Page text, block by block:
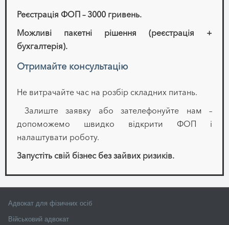
Реєстрація ФОП – 3000 гривень.
Можливі пакетні рішення (реєстрація +
бухгалтерія).
Отримайте консультацію
Не витрачайте час на розбір складних питань.
Залиште заявку або зателефонуйте нам –
допоможемо швидко відкрити ФОП і
налаштувати роботу.
Запустіть свій бізнес без зайвих ризиків.
Адвокат для фізичних осіб
Військовий адвокат